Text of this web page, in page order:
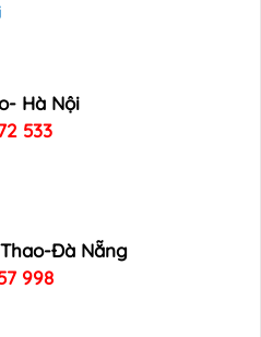
Hà Nội
533
Đà Nẵng
998